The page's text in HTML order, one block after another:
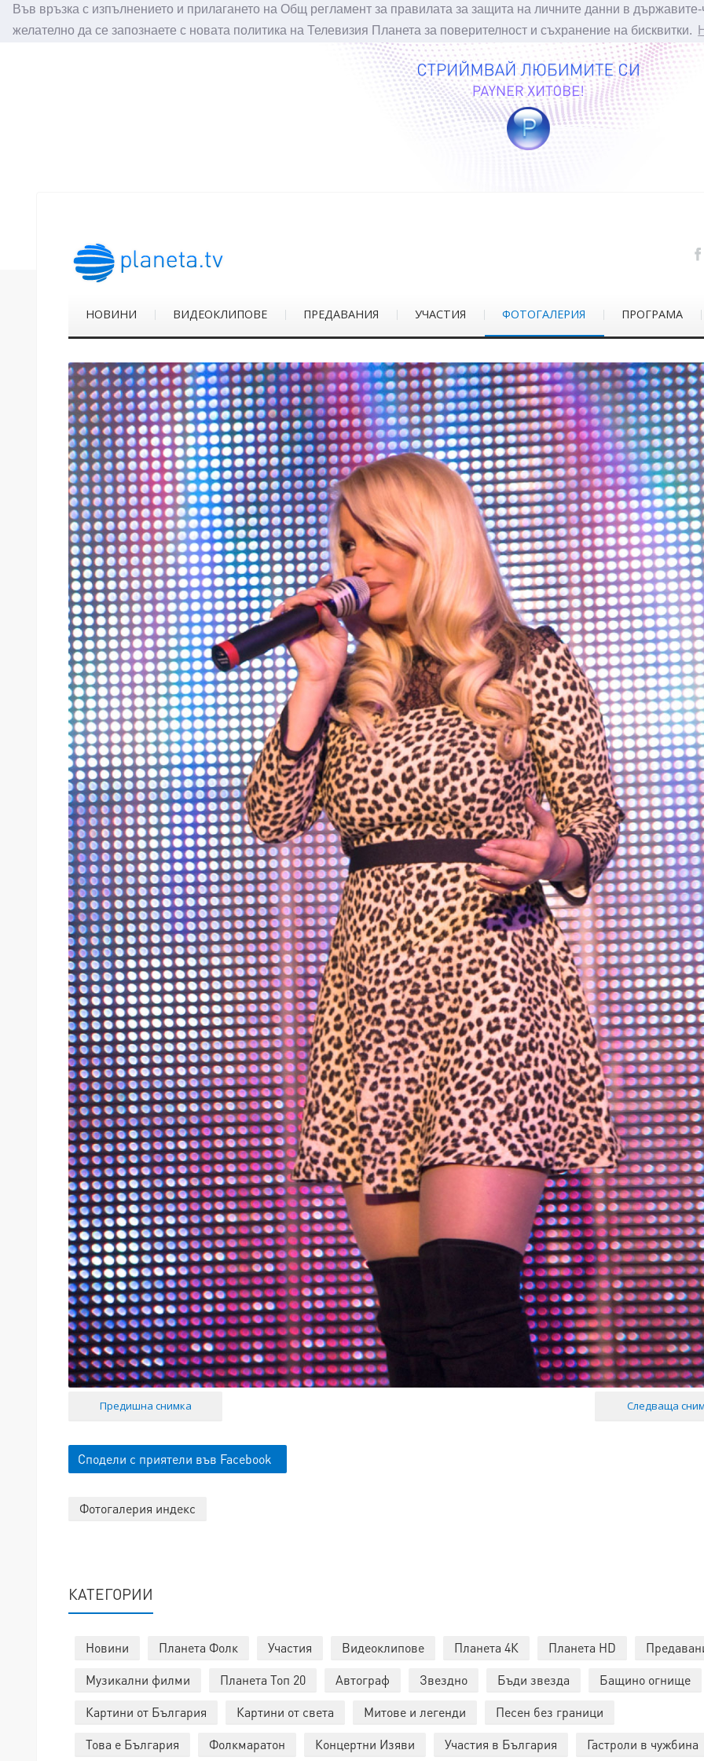
Във връзка с изпълнението и прилагането на Общ регламент за правилата за защита на личните данни в
желателно да се запознаете с новата политика на Телевизия Планета за поверителност и съхранение на бисквитки.
НОВИНИ ВИДЕОКЛИПОВЕ ПРЕДАВАНИЯ УЧАСТИЯ ФОТОГАЛЕРИЯ ПРОГРАМА
Предишна снимка Следваща
Сподели с приятели във Facebook
Фотогалерия индекс
КАТЕГОРИИ
Новини Планета Фолк Участия Видеоклипове Планета 4К Планета HD
Музикални филми
Планета Топ 20 Автограф Звездно Бъди звезда
Бащино огнище
Картини от България
Картини от света Митове и легенди
Песен без граници
Това е България
Фолкмаратон Концертни Изяви Участия в България Гастроли в чужбина